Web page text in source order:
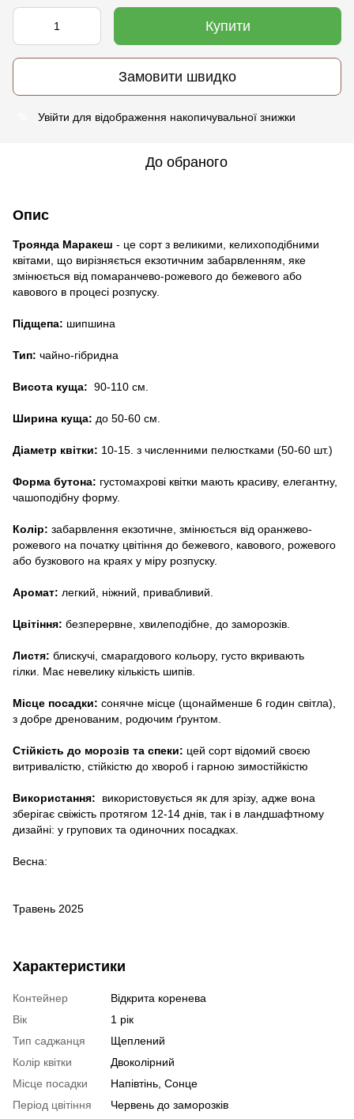
Купити
Замовити швидко
Увійти для відображення накопичувальної знижки
До обраного
Опис
Троянда Маракеш - це сорт з великими, келихоподібними
квітами, що вирізняється екзотичним забарвленням, яке
змінюється від помаранчево-рожевого до бежевого або
кавового в процесі розпуску.
Підщепа: шипшина
Тип: чайно-гібридна
Висота куща: 90-110 см.
Ширина куща: до 50-60 см.
Діаметр квітки: 10-15. з численними пелюстками (50-60 шт.)
Форма бутона: густомахрові квітки мають красиву, елегантну,
чашоподібну форму.
Колір: забарвлення екзотичне, змінюється від оранжево-
рожевого на початку цвітіння до бежевого, кавового, рожевого
або бузкового на краях у міру розпуску.
Аромат: легкий, ніжний, привабливий.
Цвітіння: безперервне, хвилеподібне, до заморозків.
Листя: блискучі, смарагдового кольору, густо вкривають
гілки. Має невелику кількість шипів.
Місце посадки: сонячне місце (щонайменше 6 годин світла),
з добре дренованим, родючим ґрунтом.
Стійкість до морозів та спеки: цей сорт відомий своєю
витривалістю, стійкістю до хвороб і гарною зимостійкістю
Використання:
використовується як для зрізу, адже вона
зберігає свіжість протягом 12-14 днів, так і в ландшафтному
дизайні: у групових та одиночних посадках.
Весна:
Травень 2025
Характеристики
Контейнер
Відкрита коренева
Вік
1 рік
Тип саджанця
Щеплений
Колір квітки
Двоколірний
Місце посадки
Напівтінь, Сонце
Період цвітіння
Червень до заморозків